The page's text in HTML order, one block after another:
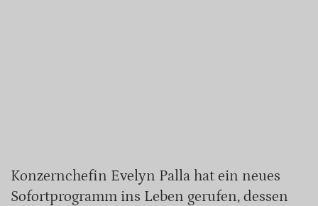
Konzernchefin Evelyn Palla hat ein neues
Sofortprogramm ins Leben gerufen, dessen